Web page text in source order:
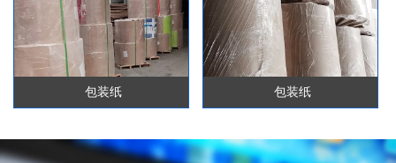
包装纸 包装纸